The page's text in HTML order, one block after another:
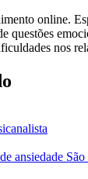
online.
questões
nos
ansiedade